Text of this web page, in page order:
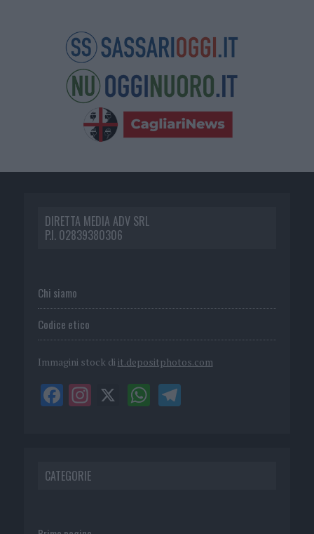
DIRETTA MEDIA ADV SRL
P.I. 02839380306
Chi siamo
Codice etico
Immagini stock di it.depositphotos.com
CATEGORIE